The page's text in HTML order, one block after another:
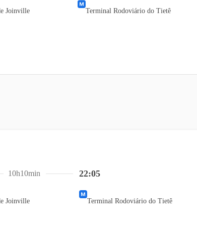
Joinville Terminal Rodoviário do Tietê
Joinville
22:05
Terminal Rodoviário do Tietê
10h10min